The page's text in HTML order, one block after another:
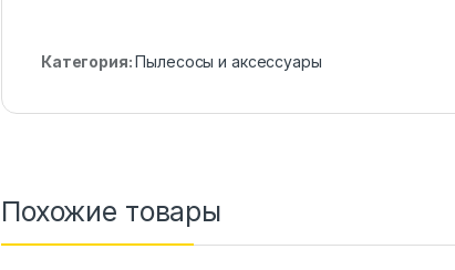
Категория:Пылесосы и аксессуары
Похожие товары